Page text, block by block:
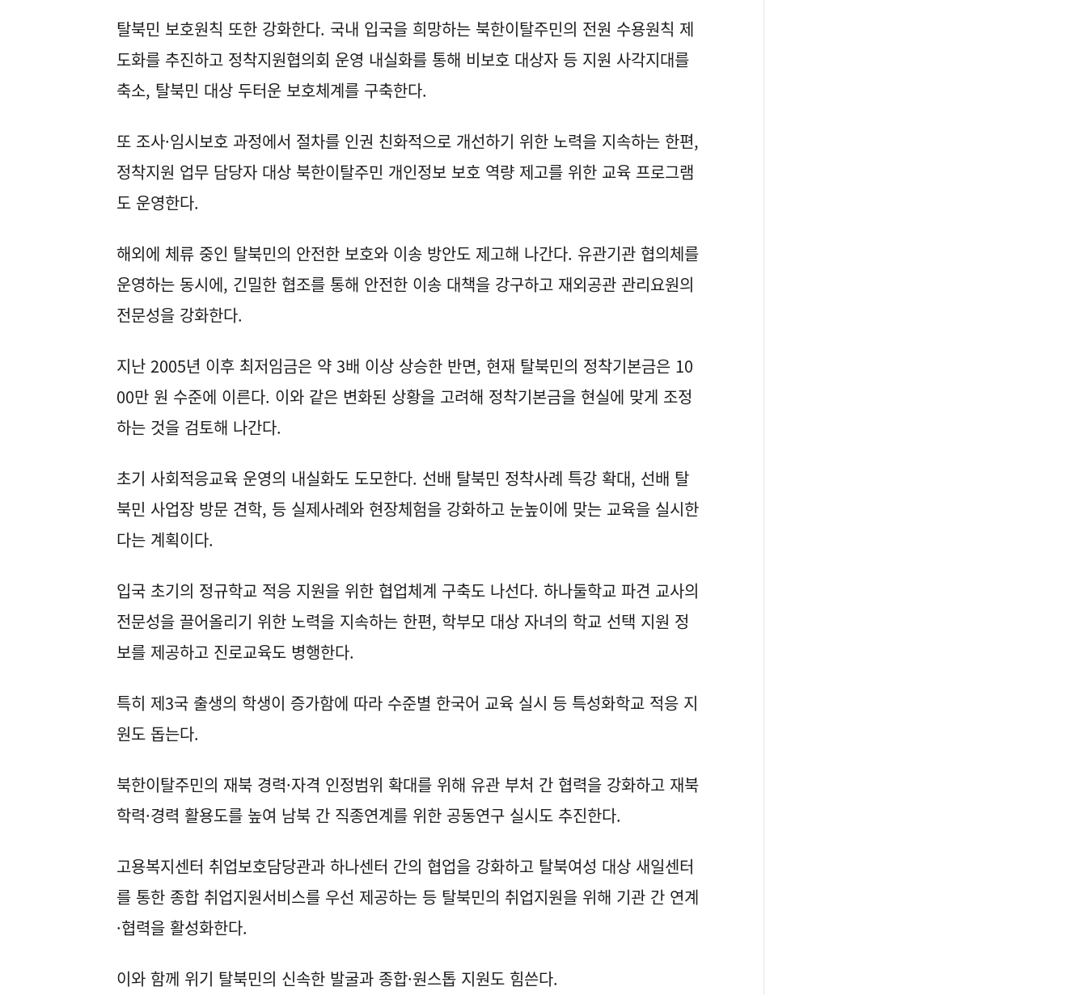
탈북민 보호원칙 또한 강화한다. 국내 입국을 희망하는 북한이탈주민의 전원 수용원칙 제
도화를 추진하고 정착지원협의회 운영 내실화를 통해 비보호 대상자 등 지원 사각지대를
축소, 탈북민 대상 두터운 보호체계를 구축한다.
또 조사·임시보호 과정에서 절차를 인권 친화적으로 개선하기 위한 노력을 지속하는 한편,
정착지원 업무 담당자 대상 북한이탈주민 개인정보 보호 역량 제고를 위한 교육 프로그램
도 운영한다.
해외에 체류 중인 탈북민의 안전한 보호와 이송 방안도 제고해 나간다. 유관기관 협의체를
운영하는 동시에, 긴밀한 협조를 통해 안전한 이송 대책을 강구하고 재외공관 관리요원의
전문성을 강화한다.
지난 2005년 이후 최저임금은 약 3배 이상 상승한 반면, 현재 탈북민의 정착기본금은 10
00만 원 수준에 이른다. 이와 같은 변화된 상황을 고려해 정착기본금을 현실에 맞게 조정
하는 것을 검토해 나간다.
초기 사회적응교육 운영의 내실화도 도모한다. 선배 탈북민 정착사례 특강 확대, 선배 탈
북민 사업장 방문 견학, 등 실제사례와 현장체험을 강화하고 눈높이에 맞는 교육을 실시한
다는 계획이다.
입국 초기의 정규학교 적응 지원을 위한 협업체계 구축도 나선다. 하나둘학교 파견 교사의
전문성을 끌어올리기 위한 노력을 지속하는 한편, 학부모 대상 자녀의 학교 선택 지원 정
보를 제공하고 진로교육도 병행한다.
특히 제3국 출생의 학생이 증가함에 따라 수준별 한국어 교육 실시 등 특성화학교 적응 지
원도 돕는다.
북한이탈주민의 재북 경력·자격 인정범위 확대를 위해 유관 부처 간 협력을 강화하고 재북
학력·경력 활용도를 높여 남북 간 직종연계를 위한 공동연구 실시도 추진한다.
고용복지센터 취업보호담당관과 하나센터 간의 협업을 강화하고 탈북여성 대상 새일센터
를 통한 종합 취업지원서비스를 우선 제공하는 등 탈북민의 취업지원을 위해 기관 간 연계
·협력을 활성화한다.
이와 함께 위기 탈북민의 신속한 발굴과 종합·원스톱 지원도 힘쓴다.